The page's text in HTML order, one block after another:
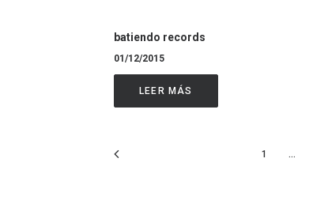
batiendo records
01/12/2015
LEER MÁS
1 …